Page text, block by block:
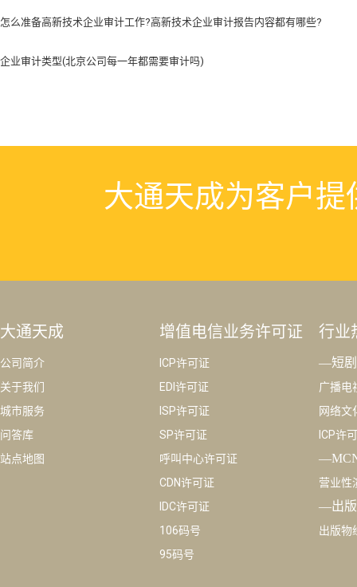
怎么准备高新技术企业审计工作?高新技术企业审计报告内容都有哪些?
企业审计类型(北京公司每一年都需要审计吗)
大通天成为客户
大通天成
公司简介
关于我们
城市服务
问答库
站点地图
增值电信业务许可证
ICP许可证
EDI许可证
ISP许可证
SP许可证
呼叫中心许可证
CDN许可证
IDC许可证
106码号
95码号
行业
—短
广播电
网络文
ICP许
营业性
—出版
出版物